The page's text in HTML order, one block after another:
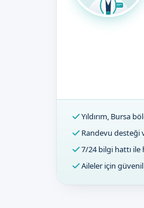
Yıldırım, Bursa
Randevu desteği
7/24 bilgi hattı ile
Aileler için